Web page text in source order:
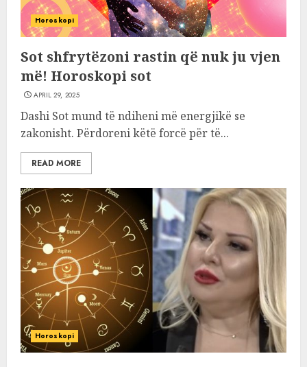
Horoskopi
Sot shfrytëzoni rastin që nuk ju vjen
më! Horoskopi sot
APRIL 29, 2025
Dashi Sot mund të ndiheni më energjikë se
zakonisht. Përdoreni këtë forcë për të...
READ MORE
Horoskopi